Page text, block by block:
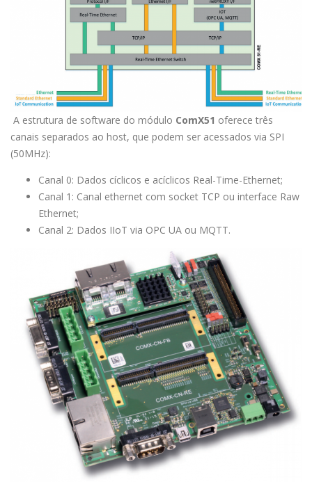
A estrutura de software do módulo ComX51 oferece três
canais separados ao host, que podem ser acessados via SPI
(50MHz):
Canal 0: Dados cíclicos e acíclicos Real-Time-Ethernet;
Canal 1: Canal ethernet com socket TCP ou interface Raw
Ethernet;
Canal 2: Dados IIoT via OPC UA ou MQTT.